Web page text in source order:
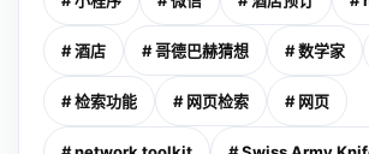
# 酒店 # 哥德巴赫猜想 # 数学家
# 检索功能 # 网页检索 # 网页